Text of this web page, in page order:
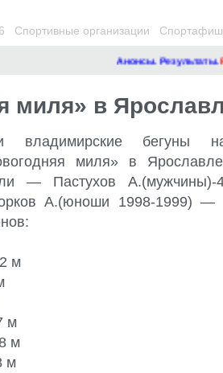
Спортивные организации
Анонсы. Результаты.
миля» в
владимирские бегуны
миля» в
— Пастухов
А.(юноши 1998-1999) —
м
м
м
м